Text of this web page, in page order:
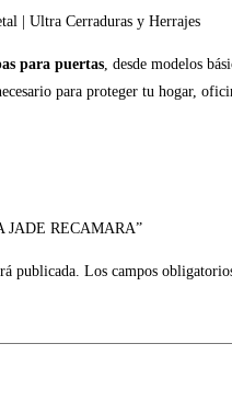
| Ultra Cerraduras y Herrajes
para puertas, desde modelos
para proteger tu hogar,
JADE RECAMARA”
publicada. Los campos